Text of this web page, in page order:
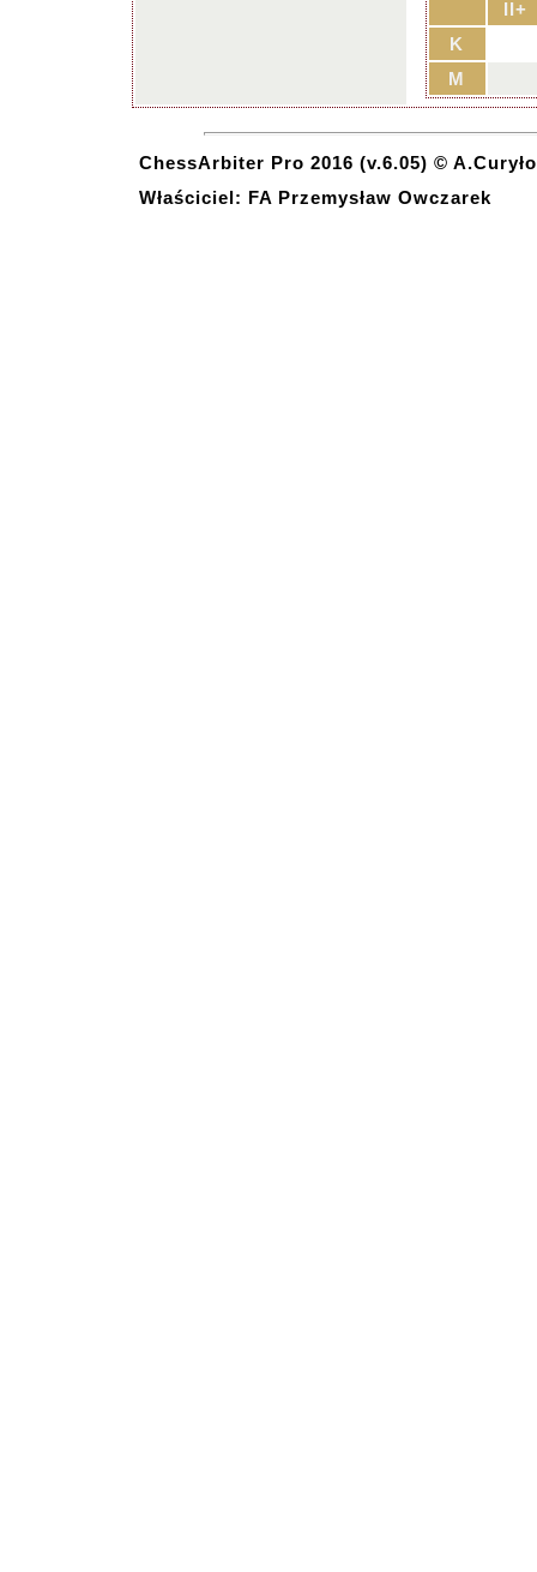
II+
K
M
ChessArbiter Pro 2016 (v.6.05) © A.Curyło
Właściciel: FA Przemysław Owczarek